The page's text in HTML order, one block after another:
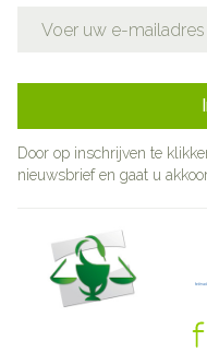
Door op inschrijven te
nieuwsbrief en gaat u